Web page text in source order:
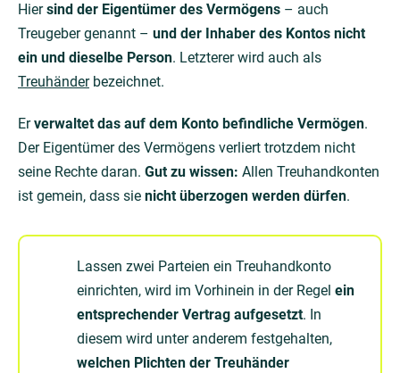
Hiersind der Eigentümer des Vermögens – auch
Treugeber genannt – und der Inhaber des Kontos nicht
ein und dieselbe Person. Letzterer wird auch als
Treuhänderbezeichnet.
Erverwaltet das auf dem Konto befindliche Vermögen.
Der Eigentümer des Vermögens verliert trotzdem nicht
seine Rechte daran. Gut zu wissen: Allen Treuhandkonten
ist gemein, dass sie nicht überzogen werden dürfen.
Lassen zwei Parteien ein Treuhandkonto
einrichten, wird im Vorhinein in der Regel ein
entsprechender Vertrag aufgesetzt. In
diesem wird unter anderem festgehalten,
welchen Plichten der Treuhänder